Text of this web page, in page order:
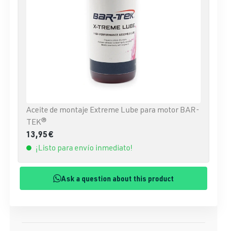
Aceite de montaje Extreme Lube para motor BAR-
TEK®
13,95 €
¡Listo para envío inmediato!
Ask a question about this product